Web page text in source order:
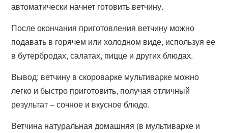
автоматически начнет готовить ветчину.
После окончания приготовления ветчину можно
подавать в горячем или холодном виде, используя ее
в бутербродах, салатах, пицце и других блюдах.
Вывод: ветчину в скороварке мультиварке можно
легко и быстро приготовить, получая отличный
результат – сочное и вкусное блюдо.
Ветчина натуральная домашняя (в мультиварке и